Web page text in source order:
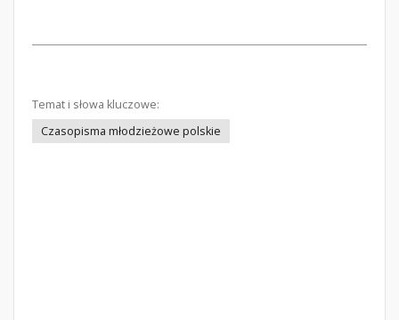
Temat i słowa kluczowe:
Czasopisma młodzieżowe polskie